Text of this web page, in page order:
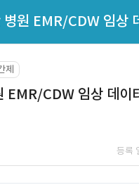
제
EMR/CDW 임상 데이
등록